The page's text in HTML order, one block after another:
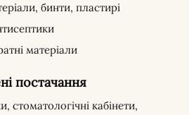
бинти, пластирі
матеріали
постачання
стоматологічні кабінети,